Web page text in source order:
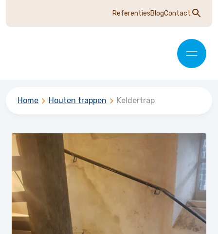
ReferentiesBlogContact
Home Houten trappen Keldertrap